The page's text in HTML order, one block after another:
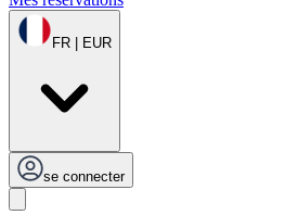
FR | EUR
se connecter